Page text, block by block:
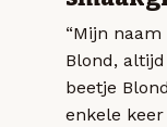
“Mijn
Blond,
beetje
enkele